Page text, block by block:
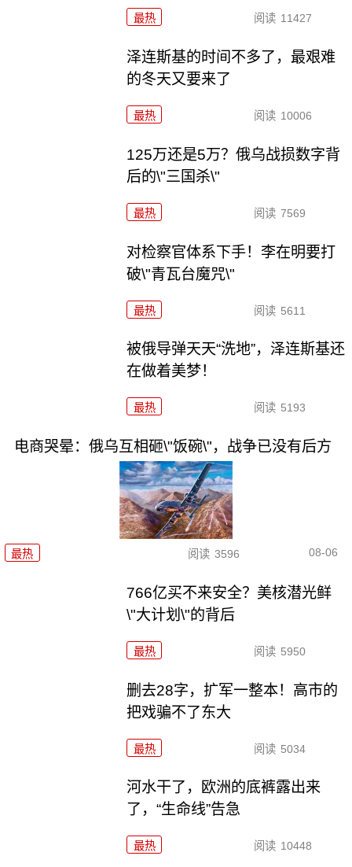
最热 阅读 11427
泽连斯基的时间不多了，最艰难
的冬天又要来了
最热 阅读 10006
125万还是5万？俄乌战损数字背
后的\"三国杀\"
最热 阅读 7569
对检察官体系下手！李在明要打
破\"青瓦台魔咒\"
最热 阅读 5611
被俄导弹天天“洗地”，泽连斯基还
在做着美梦！
最热 阅读 5193
电商哭晕：俄乌互相砸\"饭碗\"，战争已没有后方
最热 阅读 3596 08-06
766亿买不来安全？美核潜光鲜
\"大计划\"的背后
最热 阅读 5950
删去28字，扩军一整本！高市的
把戏骗不了东大
最热 阅读 5034
河水干了，欧洲的底裤露出来
了，“生命线”告急
最热 阅读 10448